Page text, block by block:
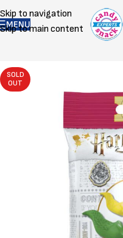
Skip to navigation
Skip to main content
MENU
SOLD
OUT